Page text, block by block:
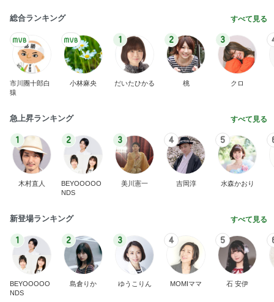
総合ランキング すべて見る
市川團十郎白
猿
小林麻央
1
だいたひかる
2
桃
3
クロ
急上昇ランキング すべて見る
1
木村直人
2
BEYOOOOO
NDS
3
美川憲一
4
吉岡淳
5
水森かおり
新登場ランキング すべて見る
1
BEYOOOOO
NDS
2
島倉りか
3
ゆうこりん
4
MOMIママ
5
石 安伊